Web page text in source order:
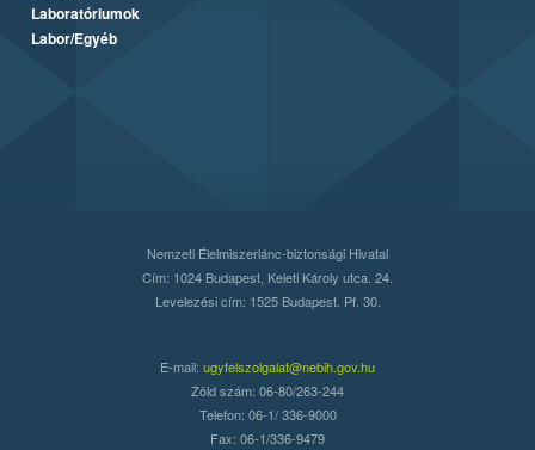
Laboratóriumok
Labor/Egyéb
Nemzeti Élelmiszerlánc-biztonsági Hivatal
Cím: 1024 Budapest, Keleti Károly utca. 24.
Levelezési cím: 1525 Budapest. Pf. 30.
E-mail: ugyfelszolgalat@nebih.gov.hu
Zöld szám: 06-80/263-244
Telefon: 06-1/ 336-9000
Fax: 06-1/336-9479